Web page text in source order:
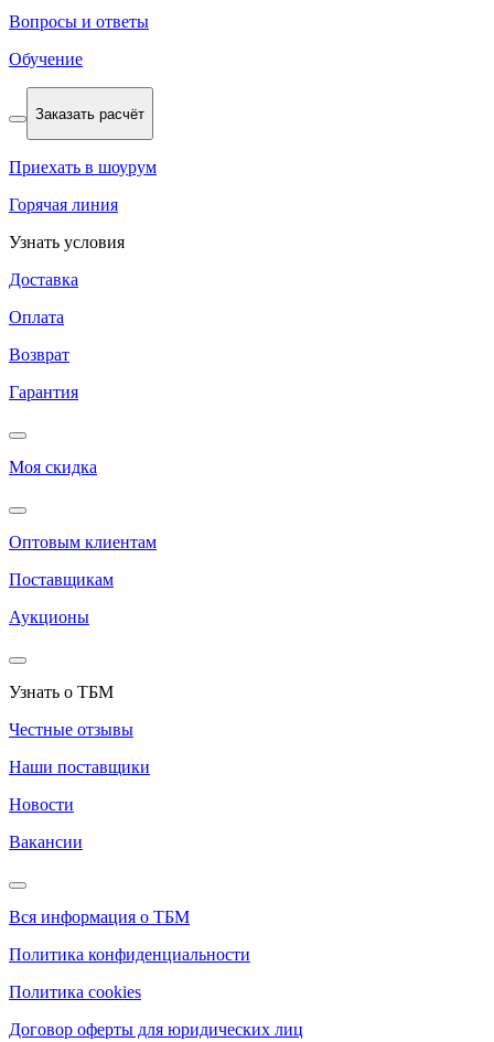
Вопросы и ответы
Обучение
Заказать расчёт
Приехать в шоурум
Горячая линия
Узнать условия
Доставка
Оплата
Возврат
Гарантия
Моя скидка
Оптовым клиентам
Поставщикам
Аукционы
Узнать о ТБМ
Честные отзывы
Наши поставщики
Новости
Вакансии
Вся информация о ТБМ
Политика конфиденциальности
Политика cookies
Договор оферты для юридических лиц